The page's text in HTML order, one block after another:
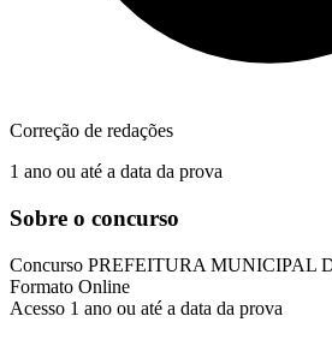
Correção de redações
1 ano ou até a data da prova
Sobre o concurso
Concurso PREFEITURA MUNICIPAL
Formato Online
Acesso 1 ano ou até a data da prova